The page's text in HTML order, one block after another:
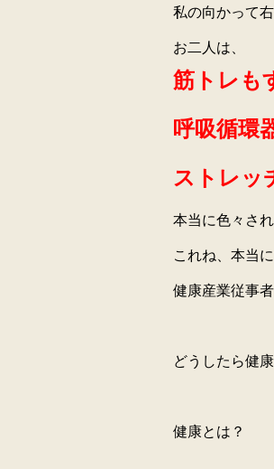
私の向かって
お二人は、
筋トレも
呼吸循環
ストレッ
本当に色々され
これね、本当
健康産業従事
どうしたら健
健康とは？